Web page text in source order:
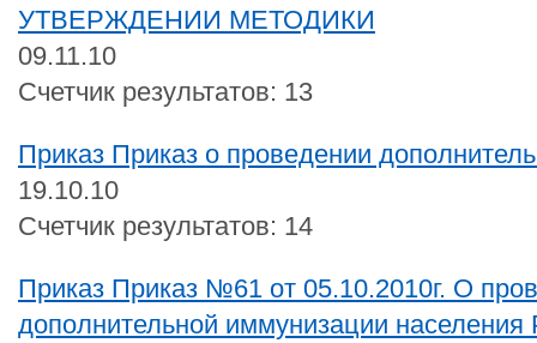
УТВЕРЖДЕНИИ МЕТОДИКИ
09.11.10
Счетчик результатов: 13
Приказ Приказ о проведении
19.10.10
Счетчик результатов: 14
Приказ Приказ №61 от 05.10.2010г. О
дополнительной иммунизации населения